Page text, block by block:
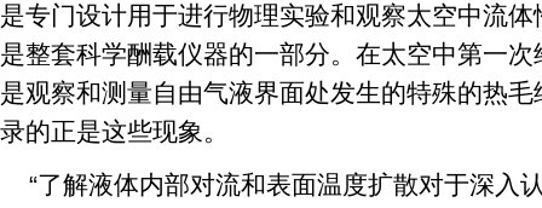
是专门设计用于进行物理实验和观察太空中流
是整套科学酬载仪器的一部分。在太空中第一
是观察和测量自由气液界面处发生的特殊的热
录的正是这些现象。
“了解液体内部对流和表面温度扩散对于深入